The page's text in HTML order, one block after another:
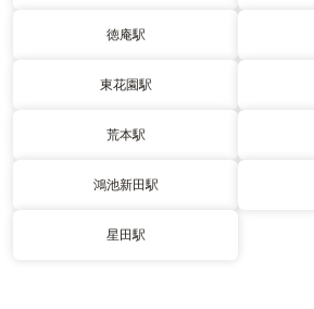
徳庵駅
東花園駅
荒本駅
鴻池新田駅
星田駅